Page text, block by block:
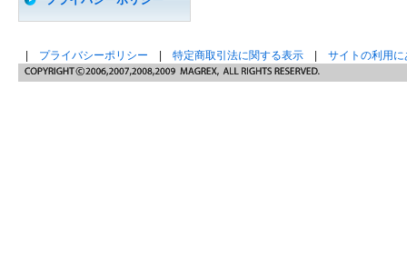
プライバシーポリシー 特定商取引法に関する表示 サイトの利用に